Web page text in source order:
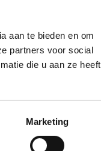
aan te bieden en om
partners voor social
die u aan ze heeft
Marketing